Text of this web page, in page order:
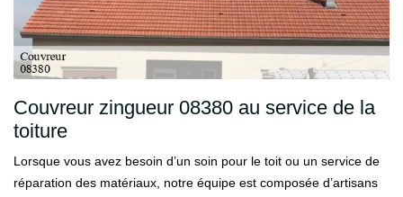
Couvreur zingueur 08380 au service de la
toiture
Lorsque vous avez besoin d’un soin pour le toit ou un service de
réparation des matériaux, notre équipe est composée d’artisans